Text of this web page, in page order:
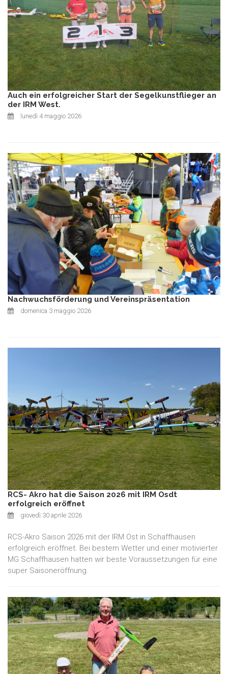
Auch ein erfolgreicher Start der Segelkunstflieger an
der IRM West.
lunedì 4 maggio 2026
Nachwuchsförderung und Vereinspräsentation
domenica 3 maggio 2026
RCS- Akro hat die Saison 2026 mit IRM Osdt
erfolgreich eröffnet
giovedì 30 aprile 2026
RCS-Akro Saison 2026 mit der IRM Ost in Schaffhausen
erfolgreich eröffnet. Bei bestem Wetter und einer motivierter
MG Schaffhausen hatten wir beste Voraussetzungen für eine
super Saisoneröffnung.